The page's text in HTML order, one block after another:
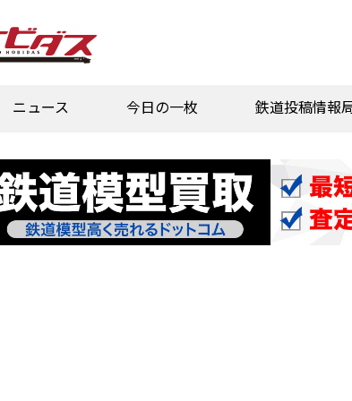
ニュース 今日の一枚 鉄道投稿情報